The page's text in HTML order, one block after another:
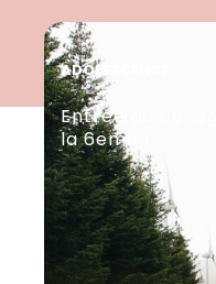
ADOLESCENCE
Entrée au
la 6eme !